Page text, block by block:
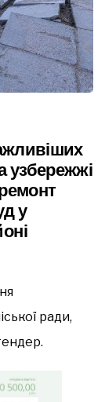
узбережжі
у
ради,